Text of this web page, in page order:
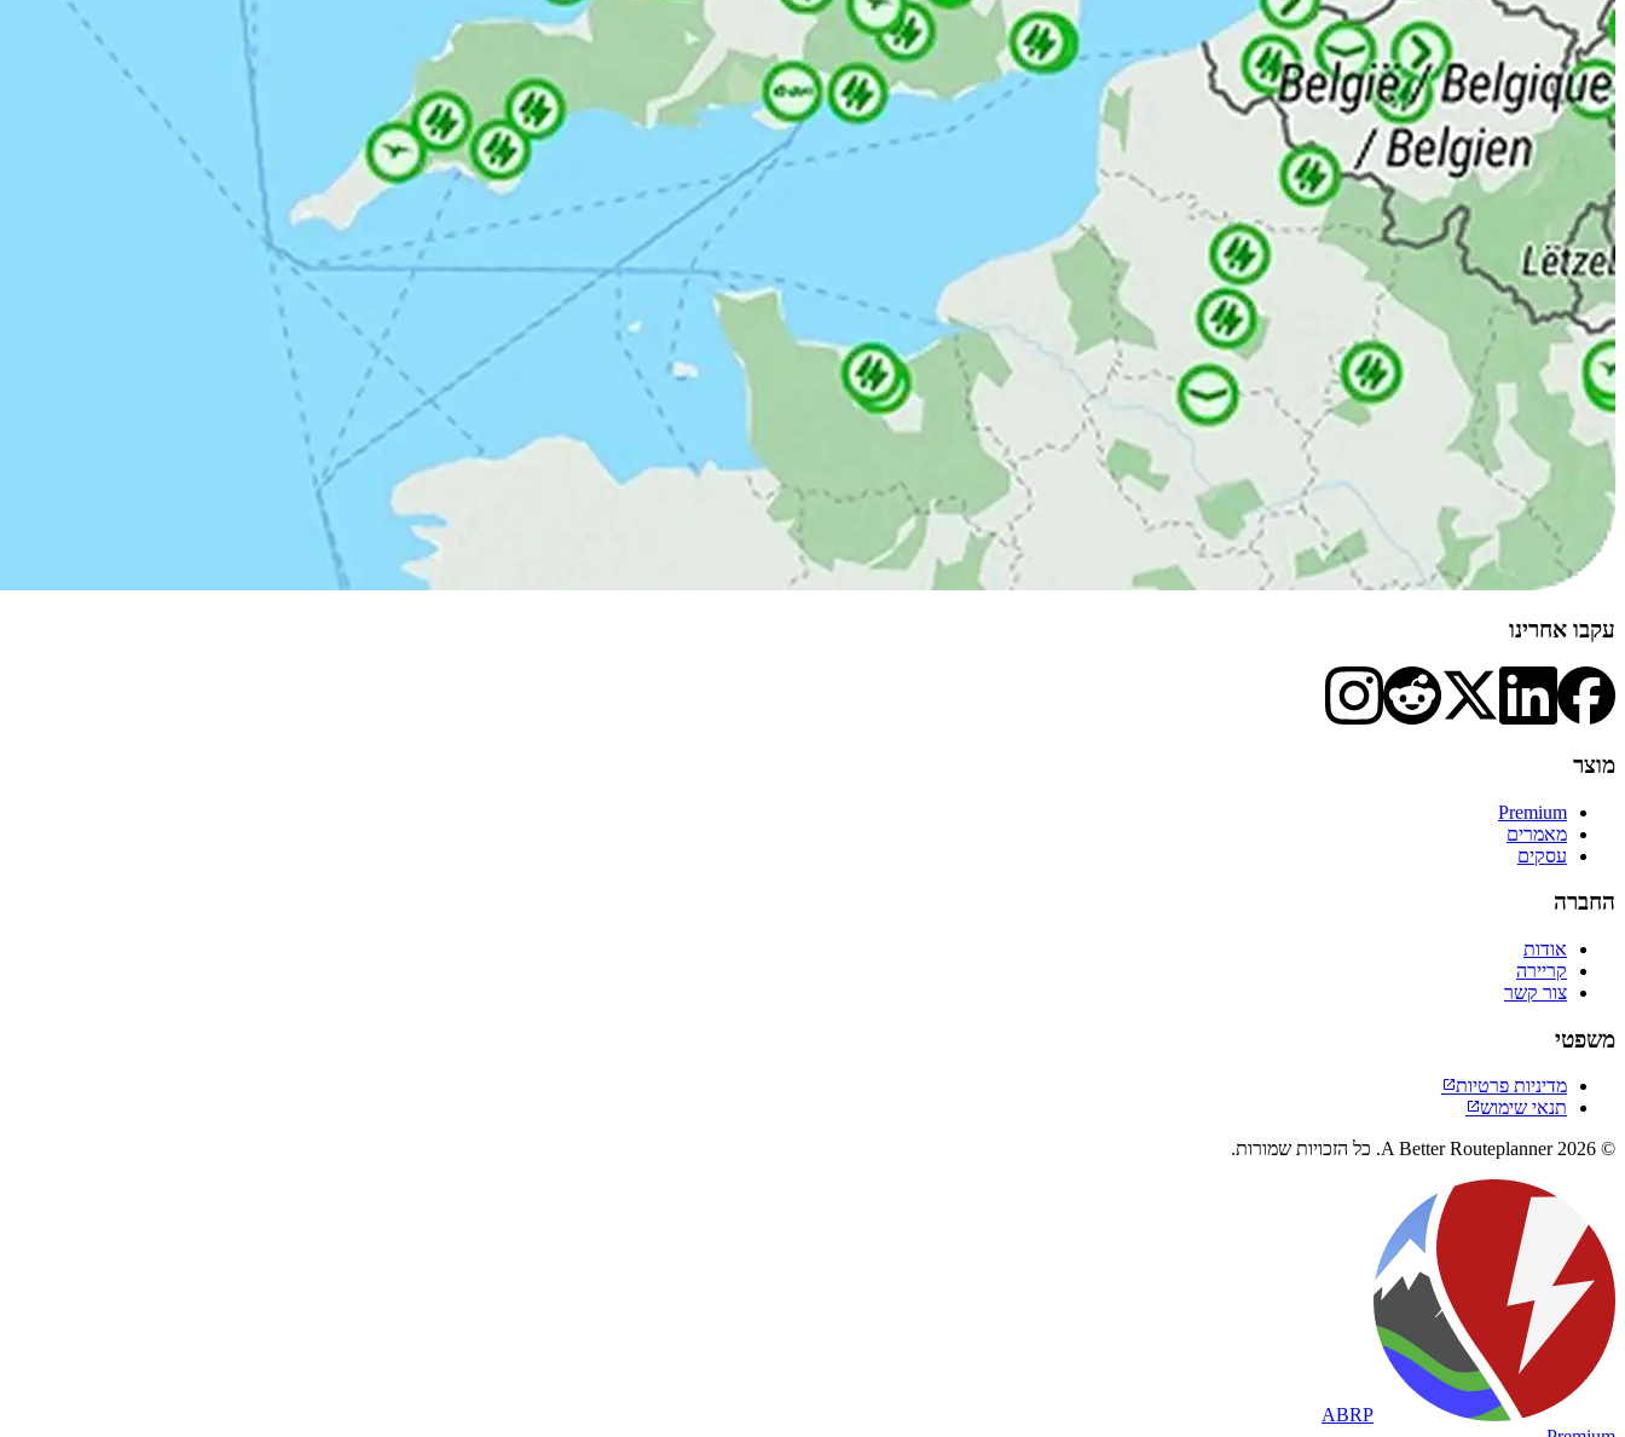
עקבו אחרינו
מוצר
Premium
מאמרים
עסקים
החברה
אודות
קריירה
צור קשר
משפטי
מדיניות פרטיות
תנאי שימוש
© 2026 A Better Routeplanner. כל הזכויות שמורות.
ABRP